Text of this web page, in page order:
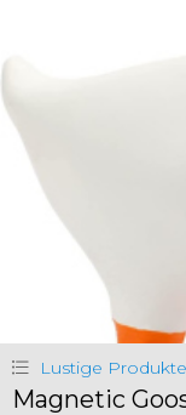
Lustige Produkte
Magnetic